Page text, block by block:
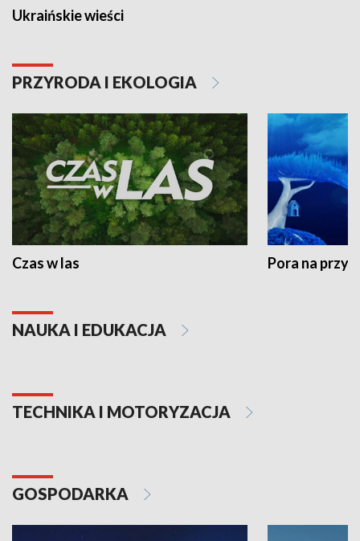
Ukraińskie wieści
PRZYRODA I EKOLOGIA
Czas w las Pora na
NAUKA I EDUKACJA
TECHNIKA I MOTORYZACJA
GOSPODARKA